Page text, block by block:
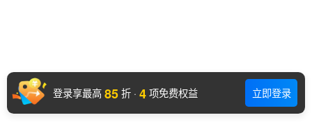
登录享最高 85 折 · 4 项免费权益 立即登录